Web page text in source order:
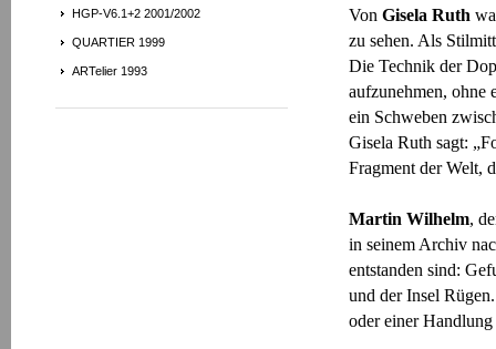
HGP-V6.1+2 2001/2002
QUARTIER 1999
ARTelier 1993
Von Gisela Ruth
zu sehen. Als
Die Technik der
aufzunehmen, ohne
ein Schweben
Gisela Ruth sagt:
Fragment der Welt,
Martin Wilhelm,
in seinem Archiv
entstanden sind:
und der Insel
oder einer